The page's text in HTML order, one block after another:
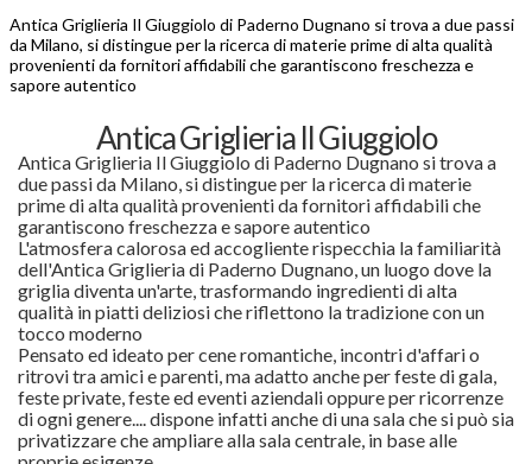
Antica Griglieria Il Giuggiolo di Paderno Dugnano si trova a due passi
da Milano, si distingue per la ricerca di materie prime di alta qualità
provenienti da fornitori affidabili che garantiscono freschezza e
sapore autentico
Antica Griglieria Il Giuggiolo
Antica Griglieria Il Giuggiolo di Paderno Dugnano si trova a
due passi da Milano, si distingue per la ricerca di materie
prime di alta qualità provenienti da fornitori affidabili che
garantiscono freschezza e sapore autentico
L'atmosfera calorosa ed accogliente rispecchia la familiarità
dell'Antica Griglieria di Paderno Dugnano, un luogo dove la
griglia diventa un'arte, trasformando ingredienti di alta
qualità in piatti deliziosi che riflettono la tradizione con un
tocco moderno
Pensato ed ideato per cene romantiche, incontri d'affari o
ritrovi tra amici e parenti, ma adatto anche per feste di gala,
feste private, feste ed eventi aziendali oppure per ricorrenze
di ogni genere.... dispone infatti anche di una sala che si può sia
privatizzare che ampliare alla sala centrale, in base alle